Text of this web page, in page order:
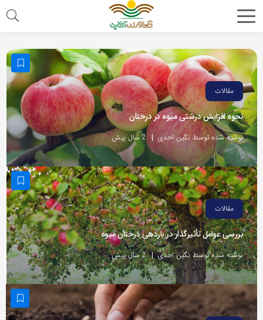
مقالات
نحوه افزایش درشتی میوه در درختان
نوشته شده توسط نگین احدی 2 سال پیش
مقالات
بررسی عوامل تأثیرگذار در باردهی درختان میوه
نوشته شده توسط نگین احدی 2 سال پیش